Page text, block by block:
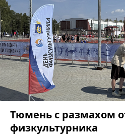
Тюмень с размахом
физкультурника